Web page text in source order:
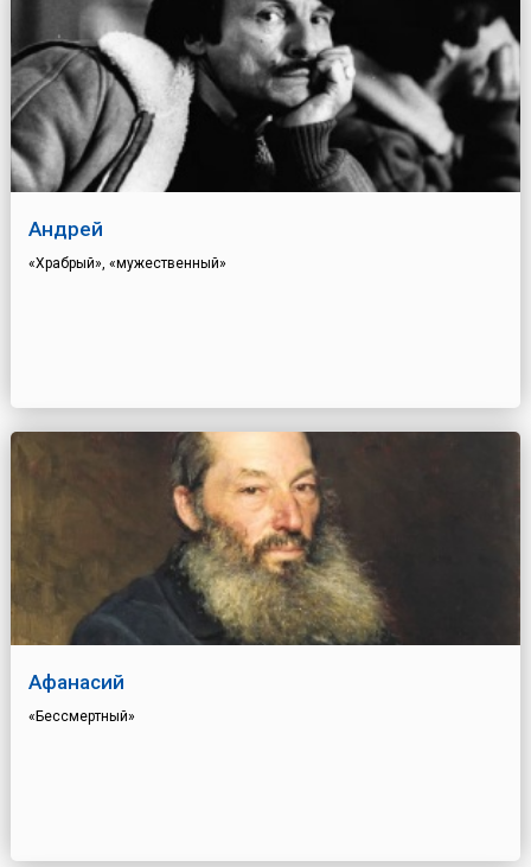
Андрей
«Храбрый», «мужественный»
Афанасий
«Бессмертный»